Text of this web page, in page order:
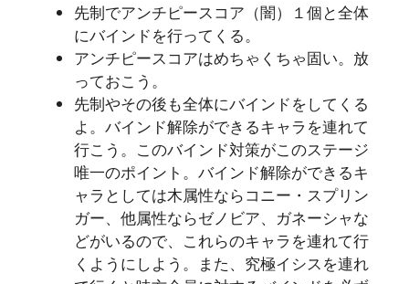
先制でアンチピースコア（闇）１個と全体
にバインドを行ってくる。
アンチピースコアはめちゃくちゃ固い。放
っておこう。
先制やその後も全体にバインドをしてくる
よ。バインド解除ができるキャラを連れて
行こう。このバインド対策がこのステージ
唯一のポイント。バインド解除ができるキ
ャラとしては木属性ならコニー・スプリン
ガー、他属性ならゼノビア、ガネーシャな
どがいるので、これらのキャラを連れて行
くようにしよう。また、究極イシスを連れ